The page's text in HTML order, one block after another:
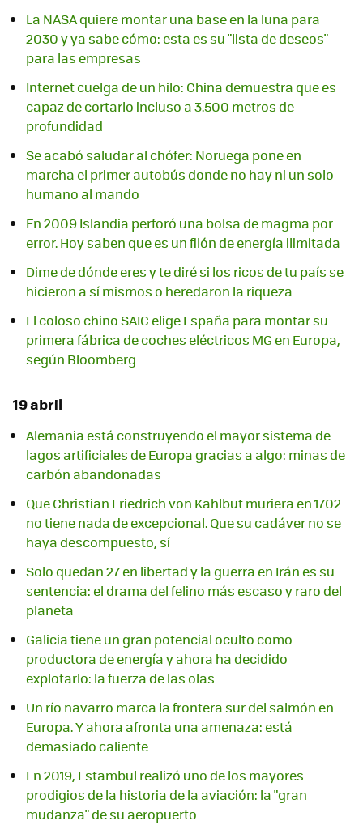
La NASA quiere montar una base en la luna para
2030 y ya sabe cómo: esta es su "lista de deseos"
para las empresas
Internet cuelga de un hilo: China demuestra que es
capaz de cortarlo incluso a 3.500 metros de
profundidad
Se acabó saludar al chófer: Noruega pone en
marcha el primer autobús donde no hay ni un solo
humano al mando
En 2009 Islandia perforó una bolsa de magma por
error. Hoy saben que es un filón de energía ilimitada
Dime de dónde eres y te diré si los ricos de tu país se
hicieron a sí mismos o heredaron la riqueza
El coloso chino SAIC elige España para montar su
primera fábrica de coches eléctricos MG en Europa,
según Bloomberg
19 abril
Alemania está construyendo el mayor sistema de
lagos artificiales de Europa gracias a algo: minas de
carbón abandonadas
Que Christian Friedrich von Kahlbut muriera en 1702
no tiene nada de excepcional. Que su cadáver no se
haya descompuesto, sí
Solo quedan 27 en libertad y la guerra en Irán es su
sentencia: el drama del felino más escaso y raro del
planeta
Galicia tiene un gran potencial oculto como
productora de energía y ahora ha decidido
explotarlo: la fuerza de las olas
Un río navarro marca la frontera sur del salmón en
Europa. Y ahora afronta una amenaza: está
demasiado caliente
En 2019, Estambul realizó uno de los mayores
prodigios de la historia de la aviación: la "gran
mudanza" de su aeropuerto